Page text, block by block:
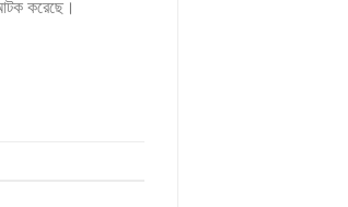
করেছে।